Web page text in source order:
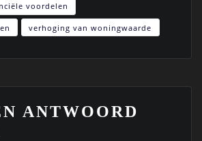
voordelen
verhoging van woningwaarde
ANTWOORD